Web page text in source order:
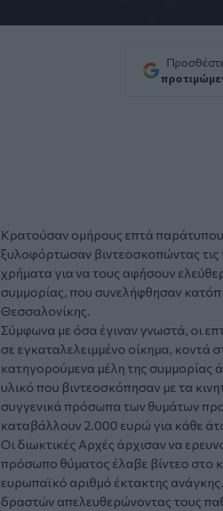
Κρατούσαν ομήρους επτά
ξυλοφόρτωσαν βιντεοσκοπώντας τις
χρήματα για να τους αφήσουν
συμμορίας, που συνελήφθησαν
Θεσσαλονίκης.
Σύμφωνα με όσα έγιναν γνωστά, οι
σε εγκαταλελειμμένο οίκημα, κοντά
κατηγορούμενα μέλη της συμμορίας
υλικό που βιντεοσκόπησαν με τα
συγγενικά πρόσωπα των θυμάτων
καταβάλλουν 2.000 ευρώ για κάθε
Οι διωκτικές Αρχές άρχισαν να
πρόσωπο θύματος έλαβε βίντεο στο
ευρωπαϊκό αριθμό έκτακτης
δραστών απελευθερώνοντας τους